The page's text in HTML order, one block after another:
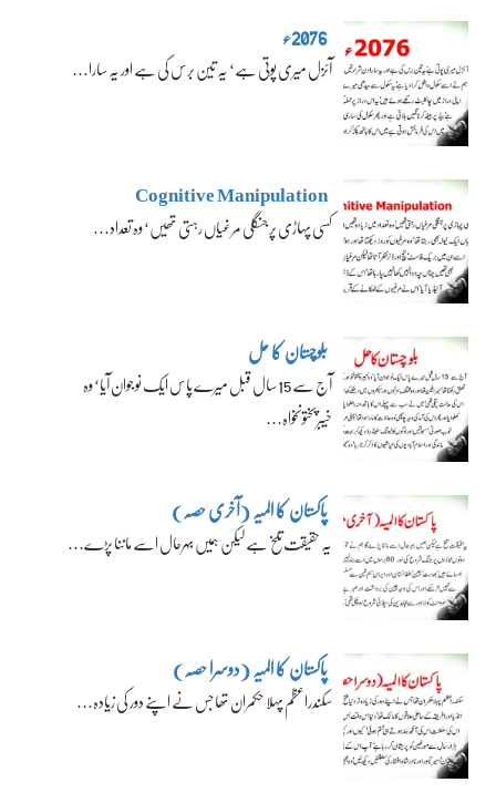
2076ء
آئزل میری پوتی ہے‘ یہ تین برس کی ہے اور یہ سارا…
Cognitive Manipulation
کسی پہاڑی پر جنگلی مرغیاں رہتی تھیں‘ وہ تعداد…
بلوچستان کا حل
آج سے 15 سال قبل میرے پاس ایک نوجوان آیا‘ وہ
خیبرپختونخواہ…
پاکستان کا المیہ (آخری حصہ)
یہ حقیقت تلخ ہے لیکن ہمیں بہرحال اسے ماننا پڑے…
پاکستان کا المیہ (دوسرا حصہ)
سکندراعظم پہلا حکمران تھا جس نے اپنے دور کی زیادہ…